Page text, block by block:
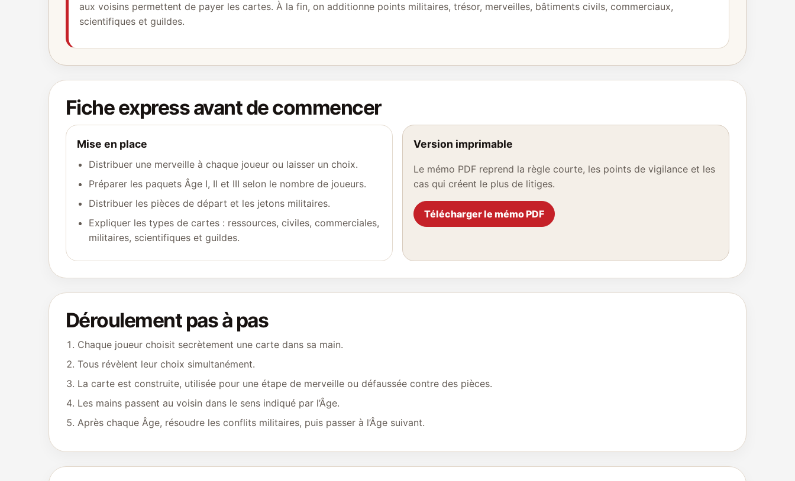
aux voisins permettent de payer les cartes. À la fin, on additionne points militaires, trésor, merveilles, bâtiments civils, commerciaux,
scientifiques et guildes.
Fiche express avant de commencer
Mise en place
Distribuer une merveille à chaque joueur ou laisser un choix.
Préparer les paquets Âge I, II et III selon le nombre de joueurs.
Distribuer les pièces de départ et les jetons militaires.
Expliquer les types de cartes : ressources, civiles, commerciales,
militaires, scientifiques et guildes.
Version imprimable
Le mémo PDF reprend la règle courte, les points de vigilance et les
cas qui créent le plus de litiges.
Télécharger le mémo PDF
Déroulement pas à pas
Chaque joueur choisit secrètement une carte dans sa main.
Tous révèlent leur choix simultanément.
La carte est construite, utilisée pour une étape de merveille ou défaussée contre des pièces.
Les mains passent au voisin dans le sens indiqué par l’Âge.
Après chaque Âge, résoudre les conflits militaires, puis passer à l’Âge suivant.